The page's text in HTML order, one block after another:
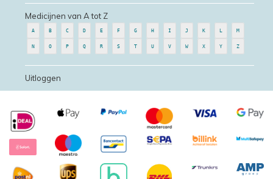
Medicijnen van A tot Z
A B C D E F G H I J K L M
N O P Q R S T U V W X Y Z
Uitloggen